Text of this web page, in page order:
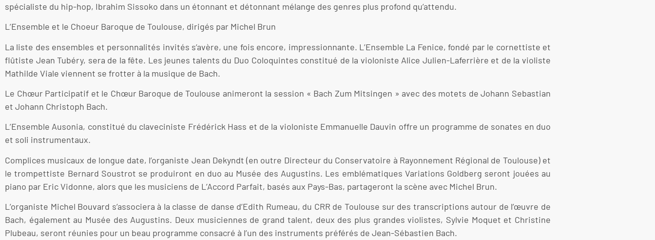
spécialiste du hip-hop, Ibrahim Sissoko dans un étonnant et détonnant mélange des genres plus profond qu’attendu.
L’Ensemble et le Choeur Baroque de Toulouse, dirigés par Michel Brun
La liste des ensembles et personnalités invités s’avère, une fois encore, impressionnante. L’Ensemble La Fenice, fondé par le cornettiste et
flûtiste Jean Tubéry, sera de la fête. Les jeunes talents du Duo Coloquintes constitué de la violoniste Alice Julien-Laferrière et de la violiste
Mathilde Viale viennent se frotter à la musique de Bach.
Le Chœur Participatif et le Chœur Baroque de Toulouse animeront la session « Bach Zum Mitsingen » avec des motets de Johann Sebastian
et Johann Christoph Bach.
L’Ensemble Ausonia, constitué du claveciniste Frédérick Hass et de la violoniste Emmanuelle Dauvin offre un programme de sonates en duo
et soli instrumentaux.
Complices musicaux de longue date, l’organiste Jean Dekyndt (en outre Directeur du Conservatoire à Rayonnement Régional de Toulouse) et
le trompettiste Bernard Soustrot se produiront en duo au Musée des Augustins. Les emblématiques Variations Goldberg seront jouées au
piano par Eric Vidonne, alors que les musiciens de L’Accord Parfait, basés aux Pays-Bas, partageront la scène avec Michel Brun.
L’organiste Michel Bouvard s’associera à la classe de danse d’Edith Rumeau, du CRR de Toulouse sur des transcriptions autour de l’œuvre de
Bach, également au Musée des Augustins. Deux musiciennes de grand talent, deux des plus grandes violistes, Sylvie Moquet et Christine
Plubeau, seront réunies pour un beau programme consacré à l’un des instruments préférés de Jean-Sébastien Bach.